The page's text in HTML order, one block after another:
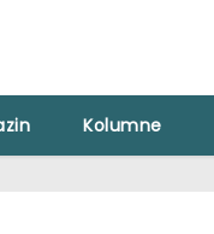
Kolumne